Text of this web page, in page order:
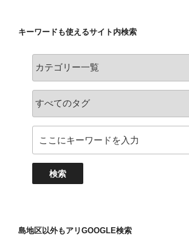
キーワードも使えるサイト内検索
島地区以外もアリGOOGLE検索